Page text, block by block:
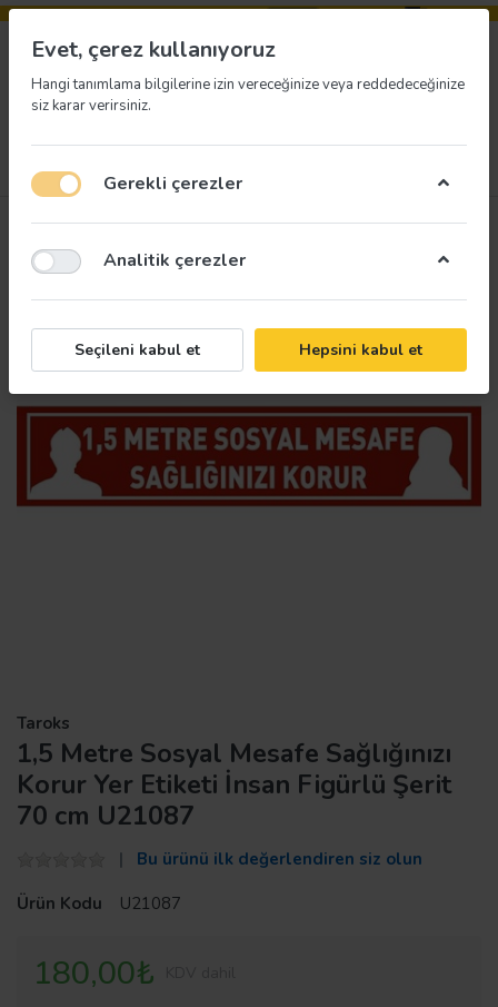
Taroks
1,5 Metre Sosyal Mesafe Sağlığınızı
Korur Yer Etiketi İnsan Figürlü Şerit
70 cm U21087
Bu ürünü ilk değerlendiren siz olun
Ürün Kodu
U21087
180,00₺
Evet, çerez kullanıyoruz
Hangi tanımlama bilgilerine izin vereceğinize veya reddedeceğinize
siz karar verirsiniz.
Gerekli çerezler
Analitik çerezler
Seçileni kabul et Hepsini kabul et